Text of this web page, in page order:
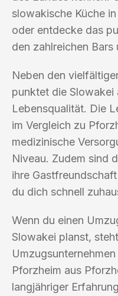
slowakische Küche
oder entdecke das
den zahlreichen Bars
Neben den
punktet die Slowakei
Lebensqualität. Die
im Vergleich zu
medizinische
Niveau. Zudem sind
ihre
du dich schnell
Wenn du einen
Slowakei planst,
Pforzheim aus
langjähriger